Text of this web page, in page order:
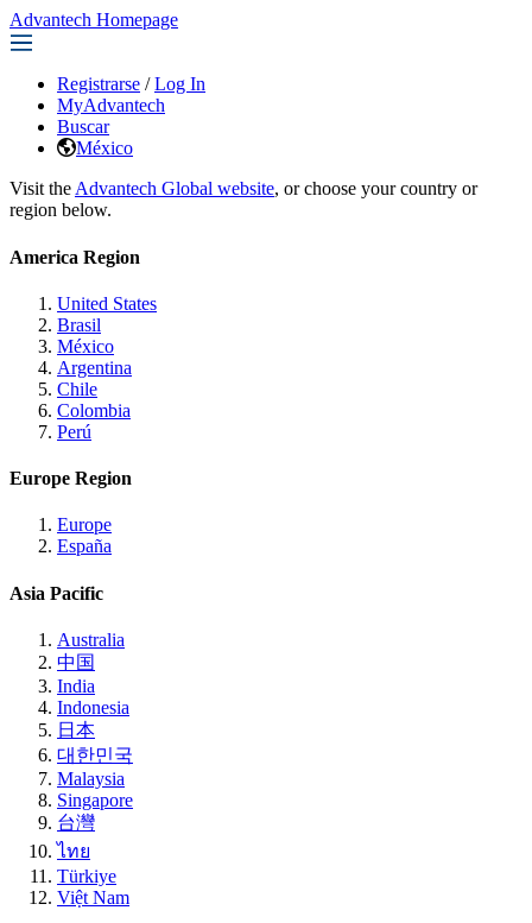
Advantech Homepage
Registrarse / Log In
MyAdvantech
Buscar
México
Visit the Advantech Global website, or choose your country or
region below.
America Region
United States
Brasil
México
Argentina
Chile
Colombia
Perú
Europe Region
Europe
España
Asia Pacific
Australia
中国
India
Indonesia
日本
대한민국
Malaysia
Singapore
台灣
ไทย
Türkiye
Việt Nam